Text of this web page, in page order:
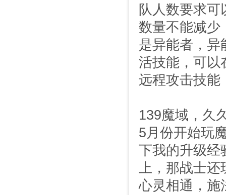
队人数要求
数量不能减少
是异能者，异
活技能，可以
远程攻击技能
139魔域，久
5月份开始玩
下我的升级经
上，那战士还
心灵相通，施